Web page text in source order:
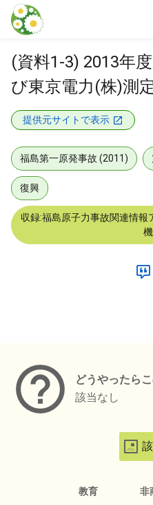
本文に飛ぶ
(資料1-3) 2013年
び東京電力(株)測
提供元サイトで表示
福島第一原発事故 (2011)
復興
収録:福島原子力事故関連情
どうやったら
該当なし
教育 非